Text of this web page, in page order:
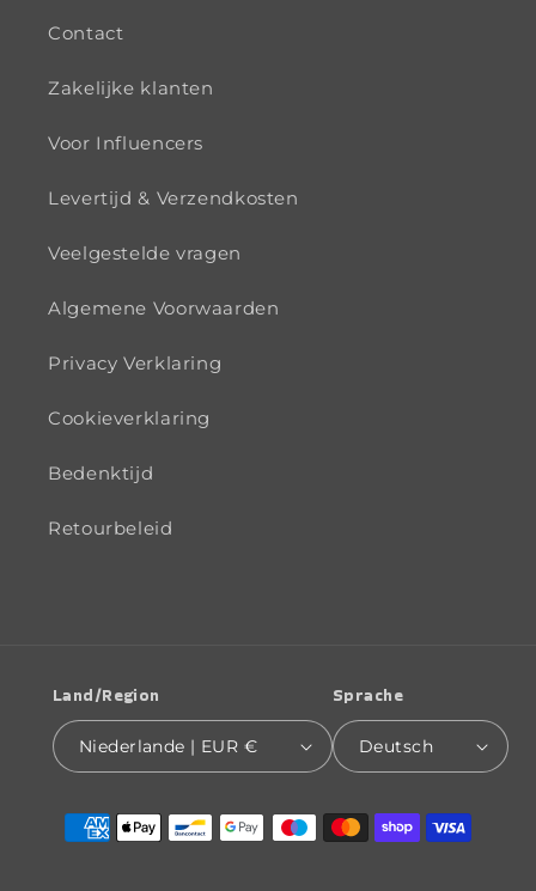
Contact
Zakelijke klanten
Voor Influencers
Levertijd & Verzendkosten
Veelgestelde vragen
Algemene Voorwaarden
Privacy Verklaring
Cookieverklaring
Bedenktijd
Retourbeleid
Land/Region
Niederlande | EUR €
Sprache
Deutsch